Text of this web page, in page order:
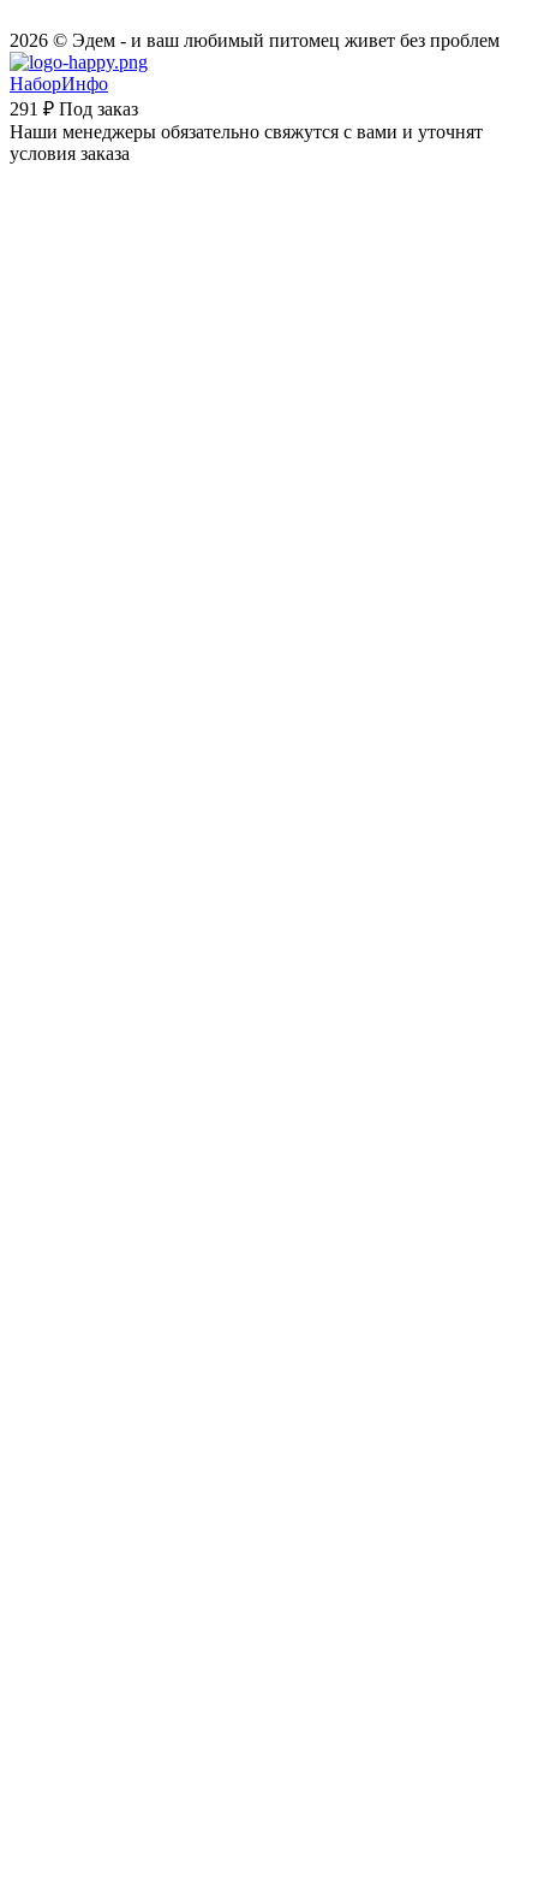
2026 © Эдем - и ваш любимый питомец живет без проблем
НаборИнфо
291 ₽ Под заказ
Наши менеджеры обязательно свяжутся с вами и уточнят
условия заказа